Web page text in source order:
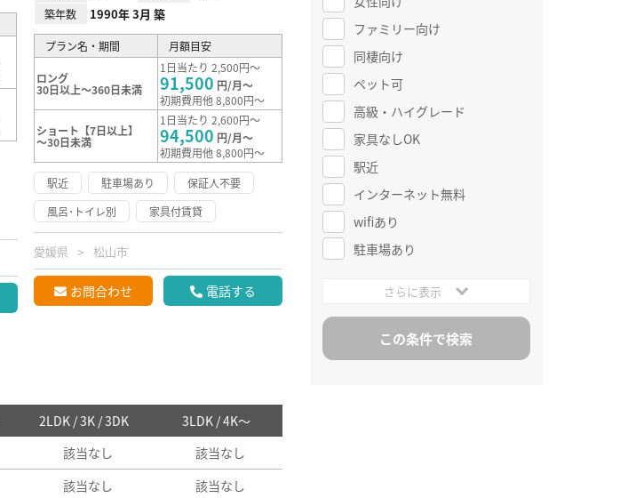
築年数 1990年 3月 築
プラン名・期間 月額目安
ロング
30日以上～360日未満
1日当たり 2,500円～
91,500 円/月～
初期費用他 8,800円～
ショート【7日以上】
～30日未満
1日当たり 2,600円～
94,500 円/月～
初期費用他 8,800円～
駅近
駐車場あり
保証人不要
風呂･トイレ別
家具付賃貸
愛媛県 松山市
お問合わせ 電話する
2LDK / 3K / 3DK
3LDK / 4K～
該当なし
該当なし
該当なし
該当なし
ファミリー向け
同棲向け
ペット可
高級・ハイグレード
家具なしOK
駅近
インターネット無料
wifiあり
駐車場あり
さらに表示